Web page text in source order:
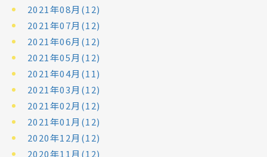
2021年08月(12)
2021年07月(12)
2021年06月(12)
2021年05月(12)
2021年04月(11)
2021年03月(12)
2021年02月(12)
2021年01月(12)
2020年12月(12)
2020年11月(12)